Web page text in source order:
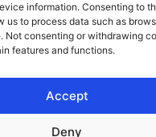
information. Consenting to
us to process data such as
Not consenting or withdrawing
features and functions.
Accept
Deny
voorwaarden
Cookie beleid
Ik wil adverteren